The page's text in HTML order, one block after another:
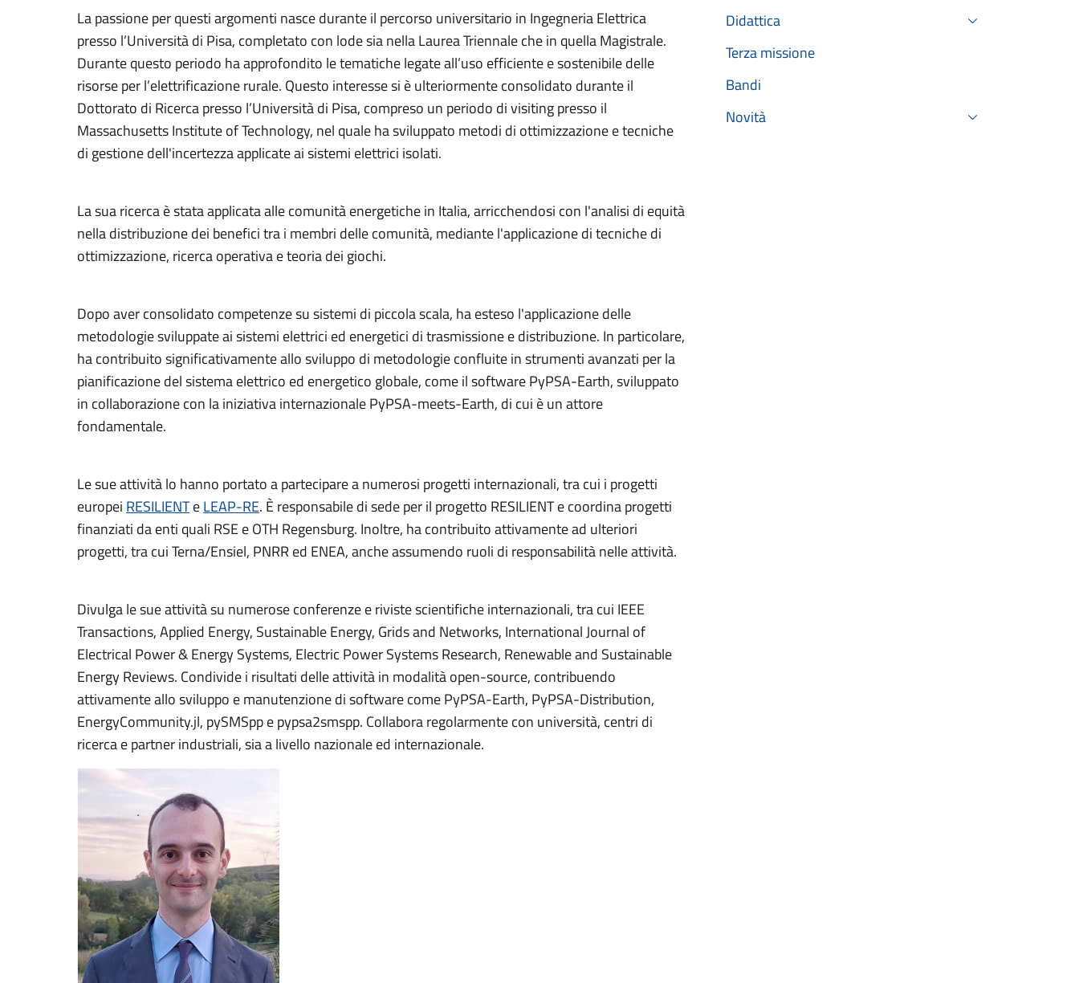
La passione per questi argomenti nasce durante il percorso universitario in Ingegneria Elettrica
presso l’Università di Pisa, completato con lode sia nella Laurea Triennale che in quella Magistrale.
Durante questo periodo ha approfondito le tematiche legate all’uso efficiente e sostenibile delle
risorse per l’elettrificazione rurale. Questo interesse si è ulteriormente consolidato durante il
Dottorato di Ricerca presso l’Università di Pisa, compreso un periodo di visiting presso il
Massachusetts Institute of Technology, nel quale ha sviluppato metodi di ottimizzazione e tecniche
di gestione dell'incertezza applicate ai sistemi elettrici isolati.
La sua ricerca è stata applicata alle comunità energetiche in Italia, arricchendosi con l'analisi di equità
nella distribuzione dei benefici tra i membri delle comunità, mediante l'applicazione di tecniche di
ottimizzazione, ricerca operativa e teoria dei giochi.
Dopo aver consolidato competenze su sistemi di piccola scala, ha esteso l'applicazione delle
metodologie sviluppate ai sistemi elettrici ed energetici di trasmissione e distribuzione. In particolare,
ha contribuito significativamente allo sviluppo di metodologie confluite in strumenti avanzati per la
pianificazione del sistema elettrico ed energetico globale, come il software PyPSA-Earth, sviluppato
in collaborazione con la iniziativa internazionale PyPSA-meets-Earth, di cui è un attore
fondamentale.
Le sue attività lo hanno portato a partecipare a numerosi progetti internazionali, tra cui i progetti
europei RESILIENTeLEAP-RE. È responsabile di sede per il progetto RESILIENT e coordina progetti
finanziati da enti quali RSE e OTH Regensburg. Inoltre, ha contribuito attivamente ad ulteriori
progetti, tra cui Terna/Ensiel, PNRR ed ENEA, anche assumendo ruoli di responsabilità nelle attività.
Divulga le sue attività su numerose conferenze e riviste scientifiche internazionali, tra cui IEEE
Transactions, Applied Energy, Sustainable Energy, Grids and Networks, International Journal of
Electrical Power & Energy Systems, Electric Power Systems Research, Renewable and Sustainable
Energy Reviews. Condivide i risultati delle attività in modalità open-source, contribuendo
attivamente allo sviluppo e manutenzione di software come PyPSA-Earth, PyPSA-Distribution,
EnergyCommunity.jl, pySMSpp e pypsa2smspp. Collabora regolarmente con università, centri di
ricerca e partner industriali, sia a livello nazionale ed internazionale.
Didattica
Terza missione
Bandi
Novità